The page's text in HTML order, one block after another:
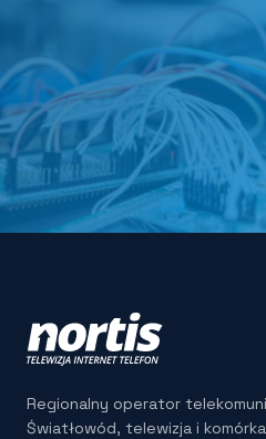
SLA z gwarantowanym
czasem naprawy
Jedna faktura za
wszystkie usługi
Regionalny operator
Światłowód, telewizja i